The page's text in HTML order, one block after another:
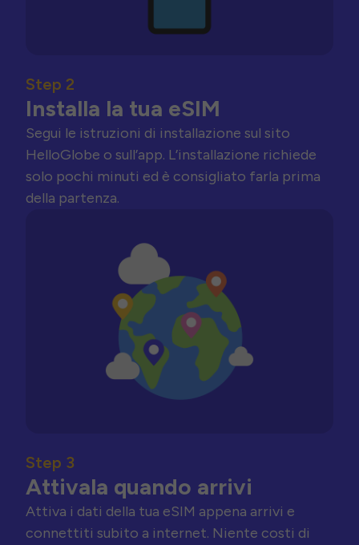
Step 2
Installa la tua eSIM
Segui le istruzioni di installazione sul sito
HelloGlobe o sull’app. L’installazione richiede
solo pochi minuti ed è consigliato farla prima
della partenza.
Step 3
Attivala quando arrivi
Attiva i dati della tua eSIM appena arrivi e
connettiti subito a internet. Niente costi di